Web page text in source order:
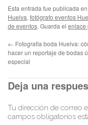
Esta entrada fue publicada en
Huelva, fotógrafo eventos
de eventos. Guarda el enlace
← Fotografía boda Huelva:
hacer un reportaje de bodas
especial
Deja una
Tu dirección de correo
campos obligatorios